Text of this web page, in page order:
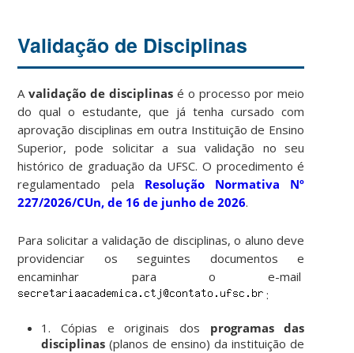
Validação de Disciplinas
Avalidação de disciplinas é o processo por meio
do qual o estudante, que já tenha cursado com
aprovação disciplinas em outra Instituição de Ensino
Superior, pode solicitar a sua validação no seu
histórico de graduação da UFSC. O procedimento é
regulamentado pela Resolução Normativa Nº
227/2026/CUn, de 16 de junho de 2026.
Para solicitar a validação de disciplinas, o aluno deve
providenciar os seguintes documentos e
encaminhar para o e-mail
:
1. Cópias e originais dos programas das
disciplinas (planos de ensino) da instituição de